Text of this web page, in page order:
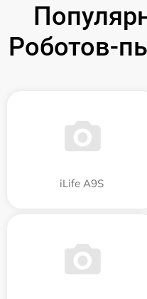
Роботов-
iLife A9S